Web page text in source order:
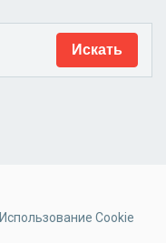
Использование Cookie